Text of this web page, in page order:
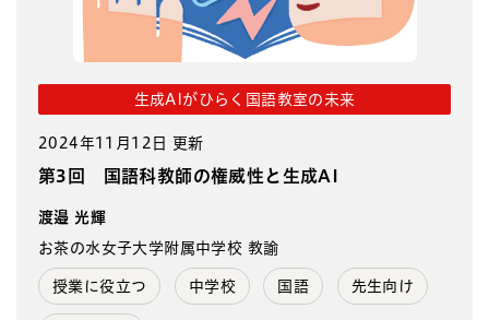
生成AIがひらく国語教室の未来
2024年11月12日 更新
第3回 国語科教師の権威性と生成AI
渡邉 光輝
お茶の水女子大学附属中学校 教諭
授業に役立つ 中学校 国語 先生向け